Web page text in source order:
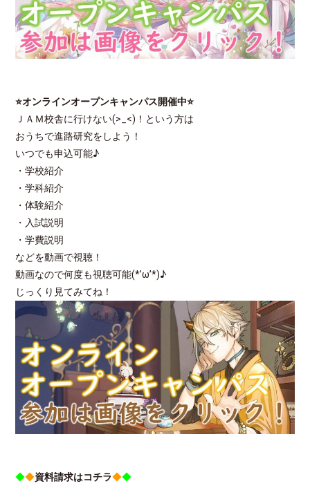
⭐オンラインオープンキャンパス開催中⭐
ＪＡＭ校舎に行けない(>_<)！という方は
おうちで進路研究をしよう！
いつでも申込可能♪
・学校紹介
・学科紹介
・体験紹介
・入試説明
・学費説明
などを動画で視聴！
動画なので何度も視聴可能(*’ω’*)♪
じっくり見てみてね！
◆◆資料請求はコチラ◆◆